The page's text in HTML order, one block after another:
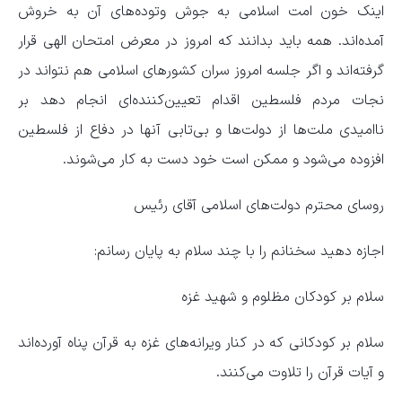
اینک خون امت اسلامی به جوش وتوده‌های آن به خروش
آمده‌اند. همه باید بدانند که امروز در معرض امتحان الهی قرار
گرفته‌اند و اگر جلسه امروز سران کشورهای اسلامی هم نتواند در
نجات مردم فلسطین اقدام تعیین‌کننده‌ای انجام دهد بر
ناامیدی ملت‌ها از دولت‌ها و بی‌تابی آنها در دفاع از فلسطین
افزوده می‌شود و ممکن است خود دست به کار می‌شوند.
روسای محترم دولت‌های اسلامی آقای رئیس
اجازه دهید سخنانم را با چند سلام به پایان رسانم:
سلام بر کودکان مظلوم و شهید غزه
سلام بر کودکانی که در کنار ویرانه‌های غزه به قرآن پناه آورده‌اند
و آیات قرآن را تلاوت می‌کنند.